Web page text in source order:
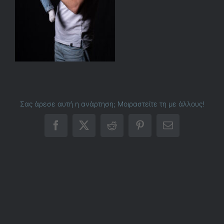
Σας άρεσε αυτή η ανάρτηση; Μοιραστείτε τη με άλλους!
Facebook
X RedditPinterestEmail